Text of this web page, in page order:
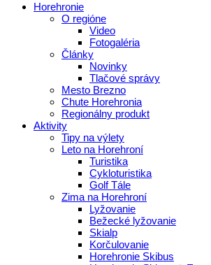
Horehronie
O regióne
Video
Fotogaléria
Články
Novinky
Tlačové správy
Mesto Brezno
Chute Horehronia
Regionálny produkt
Aktivity
Tipy na výlety
Leto na Horehroní
Turistika
Cykloturistika
Golf Tále
Zima na Horehroní
Lyžovanie
Bežecké lyžovanie
Skialp
Korčulovanie
Horehronie Skibus